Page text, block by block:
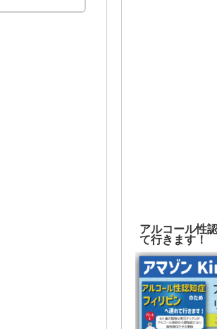
アルコール性
て行きます！